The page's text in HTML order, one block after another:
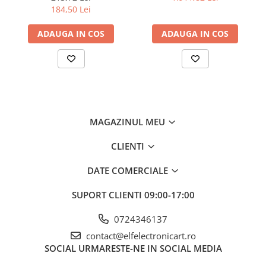
Interval de
tensiunii DC
0.1...600mV, 6V, 60V, 600V, 1kV
măsurării
±(1% + 10 cifre)
analogic, cu buton
184,50 Lei
ADAUGA IN COS ADAUGA IN COS
MAGAZINUL MEU
CLIENTI
DATE COMERCIALE
SUPORT CLIENTI 09:00-17:00
0724346137
contact@elfelectronicart.ro
SOCIAL URMARESTE-NE IN SOCIAL MEDIA